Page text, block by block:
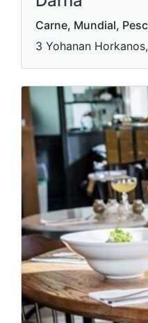
Carne, Mundial,
3 Yohanan